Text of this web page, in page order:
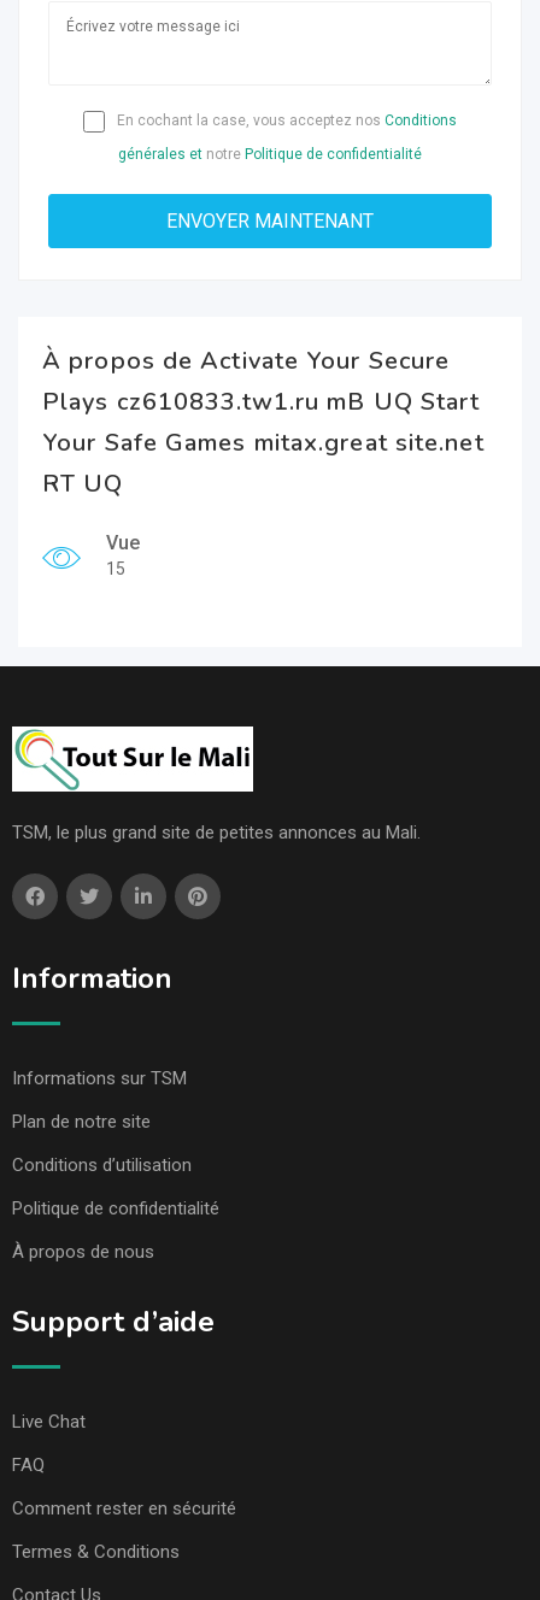
En cochant la case, vous acceptez nos Conditions
générales et notre Politique de confidentialité
À propos de Activate Your Secure
Plays cz610833.tw1.ru mB UQ Start
Your Safe Games mitax.great site.net
RT UQ
Vue
15
TSM, le plus grand site de petites annonces au Mali.
Information
Informations sur TSM
Plan de notre site
Conditions d’utilisation
Politique de confidentialité
À propos de nous
Support d’aide
Live Chat
FAQ
Comment rester en sécurité
Termes & Conditions
Contact Us